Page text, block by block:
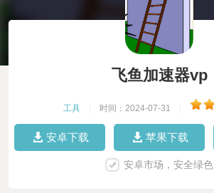
飞鱼加速器vp
工具 时间：2024-07-31
安卓下载 苹果下载
安卓市场，安全绿色